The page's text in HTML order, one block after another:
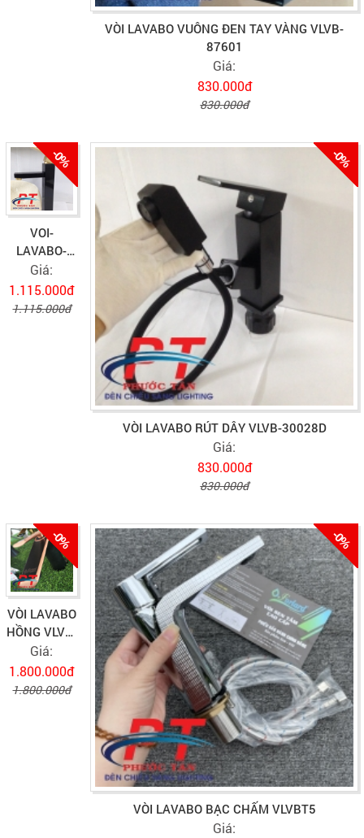
VÒI LAVABO VUÔNG ĐEN TAY VÀNG VLVB-
87601
Giá:
830.000đ
830.000đ
-0%
VOI-
LAVABO-
VUONG-
DEN-TAY-
VANG-VLVB-
Giá:
1.115.000đ
1.115.000đ
-0%
VÒI LAVABO RÚT DÂY VLVB-30028D
Giá:
830.000đ
830.000đ
-0%
VÒI LAVABO
HỒNG VLVB-
T4
Giá:
1.800.000đ
1.800.000đ
-0%
VÒI LAVABO BẠC CHẤM VLVBT5
Giá: